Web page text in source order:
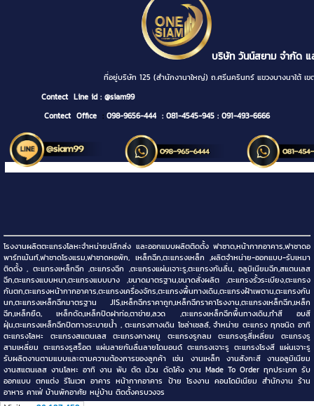
บริษัท วันน์สยาม จำกัด แล
ที่อยู่บริษัท 125 (สำนักงานาใหญ่) ถ.ศรีนครินทร์ แขวงบางนาใ
Contect Line id : @siam99
Contect Office : 098-9656-444 : 081-4545-945 : 091-493-6666
โรงงานผลิตตะแกรงโลหะจำหน่ายปลีกส่ง และออกแบบผลิตติดตั้ง ฟาซาด,หน้ากากอาคาร,ฟาซาดอ
พาร์ทเม้นท์,ฟาซาดโรงแรม,ฟาซาดหอพัก, เหล็กฉีก,ตะแกรงเหล็ก ,ผลิตจำหน่าย-ออกแบบ-รับเหมา
ติดตั้ง , ตะแกรงเหล็กฉีก ,ตะแกรงฉีก ,ตะแกรงแผ่นเจาะรู,ตะแกรงกันลื่น, อลูมิเนียมฉีก,สแตนเลส
ฉีก,ตะแกรงแบบหนา,ตะแกรงแบบบาง ,ขนาดมาตรฐาน,ขนาดสั่งผลิต ,ตะแกรงรั้วระเบียง,ตะแกรง
กันตก,ตะแกรงหน้ากากอาคาร,ตะแกรงเครื่องจักร,ตะแกรงพื้นทางเดิน,ตะแกรงฝ้าเพดาน,ตะแกรงกัน
นก,ตะแกรงเหล็กฉีกมาตรฐาน JIS,เหล็กฉีกราคาถูก,เหล็กฉีกราคาโรงงาน,ตะแกรงเหล็กฉีก,เหล็ก
ฉีก,เหล็กยืด, เหล็กดัด,เหล็กปิดฝาท่อ,ตาข่าย,ลวด ,ตะแกรงเหล็กฉีกพื้นทางเดิน,ทำสี อบสี
ฝุ่น,ตะแกรงเหล็กฉีกปิดทางระบายน้ำ , ตะแกรงทางเดิน โซล่าเซลล์, จำหน่าย ตะแกรง ทุกชนิด อาทิ
ตะแกรงโลหะ ตะแกรงสแตนเลส ตะแกรงคางหมู ตะแกรงรูกลม ตะแกรงรูสี่เหลี่ยม ตะแกรงรู
สามเหลี่ยม ตะแกรงรูสร็อต แผ่นลายกันลื่นลายไดมอนด์ ตะแกรงเจาะรู ตะแกรงโรงสี แผ่นเจาะรู
รับผลิตงานตามแบบและตามความต้องการของลูกค้า เช่น งานเหล็ก งานสังกะสี งานอลูมิเนียม
งานสแตนเลส งานโลหะ อาทิ งาน พับ ตัด ม้วน ดัดโค้ง งาน Made To Order ทุกประเภท รับ
ออกแบบ ตกแต่ง รีโนเวท อาคาร หน้ากากอาคาร ป้าย โรงงาน คอนโดมิเนียม สำนักงาน ร้าน
อาหาร คาเฟ่ บ้านพักอาศัย หมู่บ้าน ติดตั้งครบวงจร